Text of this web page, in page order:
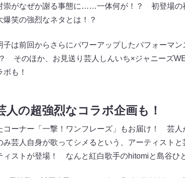
崇がなぜか謝る事態に……一体何が！？ 初登場の
笑の強烈なネタとは！？
子は前回からさらにパワーアップしたパフォーマ
そのほか、お見送り芸人しんいち×ジャニーズ
も！
人の超強烈なコラボ企画も！
コーナー「一撃！ワンフレーズ」もお届け！ 芸
み芸人自身が歌ってシメるという、アーティスト
ィストが登場！ なんと紅白歌手のhitomiと島谷ひ